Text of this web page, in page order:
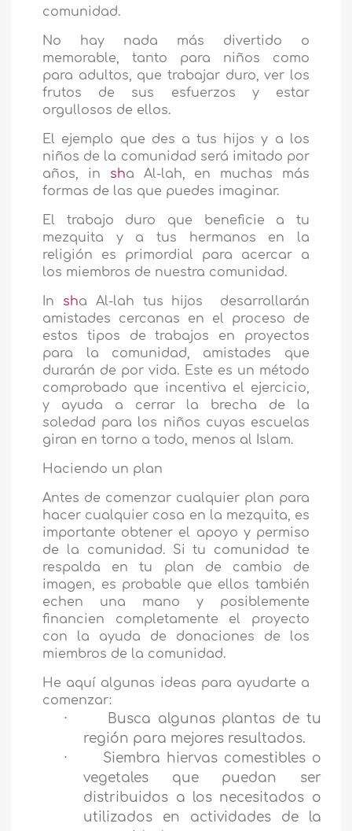
comunidad.
No hay nada más divertido o
memorable, tanto para niños como
para adultos, que trabajar duro, ver los
frutos de sus esfuerzos y estar
orgullosos de ellos.
El ejemplo que des a tus hijos y a los
niños de la comunidad será imitado por
años, in sha Al-lah, en muchas más
formas de las que puedes imaginar.
El trabajo duro que beneficie a tu
mezquita y a tus hermanos en la
religión es primordial para acercar a
los miembros de nuestra comunidad.
In sha Al-lah tus hijos desarrollarán
amistades cercanas en el proceso de
estos tipos de trabajos en proyectos
para la comunidad, amistades que
durarán de por vida. Este es un método
comprobado que incentiva el ejercicio,
y ayuda a cerrar la brecha de la
soledad para los niños cuyas escuelas
giran en torno a todo, menos al Islam.
Haciendo un plan
Antes de comenzar cualquier plan para
hacer cualquier cosa en la mezquita, es
importante obtener el apoyo y permiso
de la comunidad. Si tu comunidad te
respalda en tu plan de cambio de
imagen, es probable que ellos también
echen una mano y posiblemente
financien completamente el proyecto
con la ayuda de donaciones de los
miembros de la comunidad.
He aquí algunas ideas para ayudarte a
comenzar:
·
Busca algunas plantas de tu
región para mejores resultados.
·
Siembra hiervas comestibles o
vegetales que puedan ser
distribuidos a los necesitados o
utilizados en actividades de la